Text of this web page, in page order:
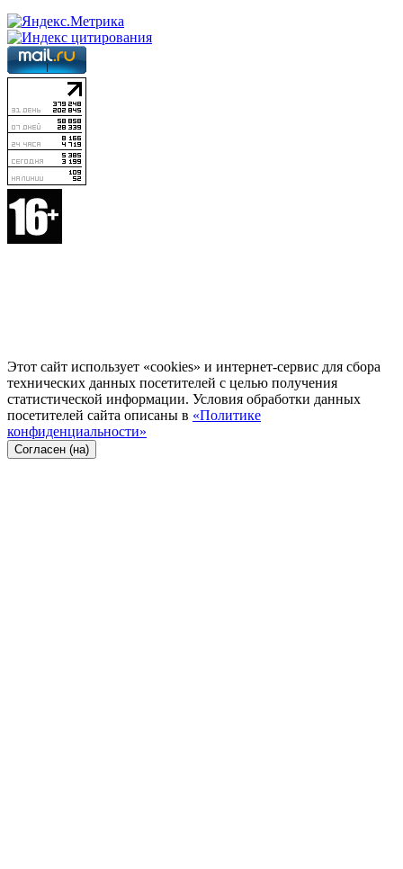
Этот сайт использует «cookies» и интернет-сервис для сбора
технических данных посетителей с целью получения
статистической информации. Условия обработки данных
посетителей сайта описаны в «Политике
конфиденциальности»
Согласен (на)